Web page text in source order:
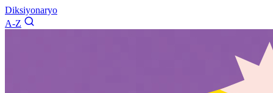
Diksiyonaryo
A-Z